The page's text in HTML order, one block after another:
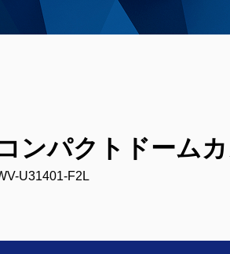
ンパクトドーム
U31401-F2L